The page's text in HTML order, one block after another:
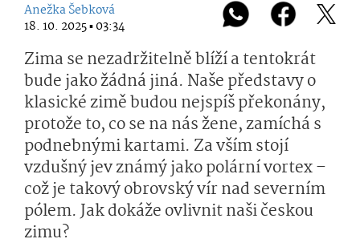
Anežka Šebková
18. 10. 2025 ▪ 03:34
Zima se nezadržitelně blíží a tentokrát
bude jako žádná jiná. Naše představy o
klasické zimě budou nejspíš překonány,
protože to, co se na nás žene, zamíchá s
podnebnými kartami. Za vším stojí
vzdušný jev známý jako polární vortex –
což je takový obrovský vír nad severním
pólem. Jak dokáže ovlivnit naši českou
zimu?